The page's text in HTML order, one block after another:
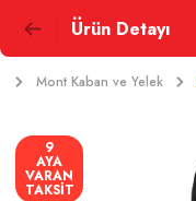
Ürün Detayı
Mont Kaban ve Yelek
9
AYA
VARAN
TAKSİT